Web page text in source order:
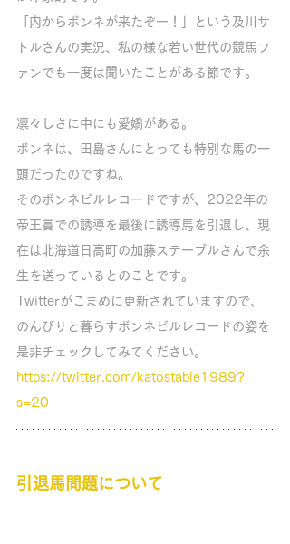
「内からボンネが来たぞー！」という及川サ
トルさんの実況、私の様な若い世代の競馬フ
ァンでも一度は聞いたことがある節です。
凛々しさに中にも愛嬌がある。
ボンネは、田島さんにとっても特別な馬の一
頭だったのですね。
そのボンネビルレコードですが、2022年の
帝王賞での誘導を最後に誘導馬を引退し、現
在は北海道日高町の加藤ステーブルさんで余
生を送っているとのことです。
Twitterがこまめに更新されていますので、
のんびりと暮らすボンネビルレコードの姿を
是非チェックしてみてください。
https://twitter.com/katostable1989?
s=20
引退馬問題について